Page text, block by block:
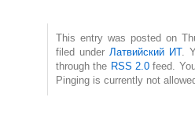
This entry was posted on
filed under Латвийский ИТ.
through the RSS 2.0 feed.
Pinging is currently not